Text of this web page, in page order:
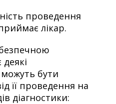
проведення
лікар.
бути
її проведення на
діагностики: